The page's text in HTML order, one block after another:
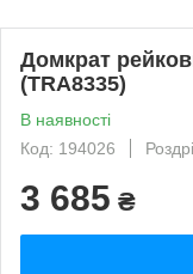
Домкрат
(TRA8335)
В наявності
Код: 194026
3 685 ₴